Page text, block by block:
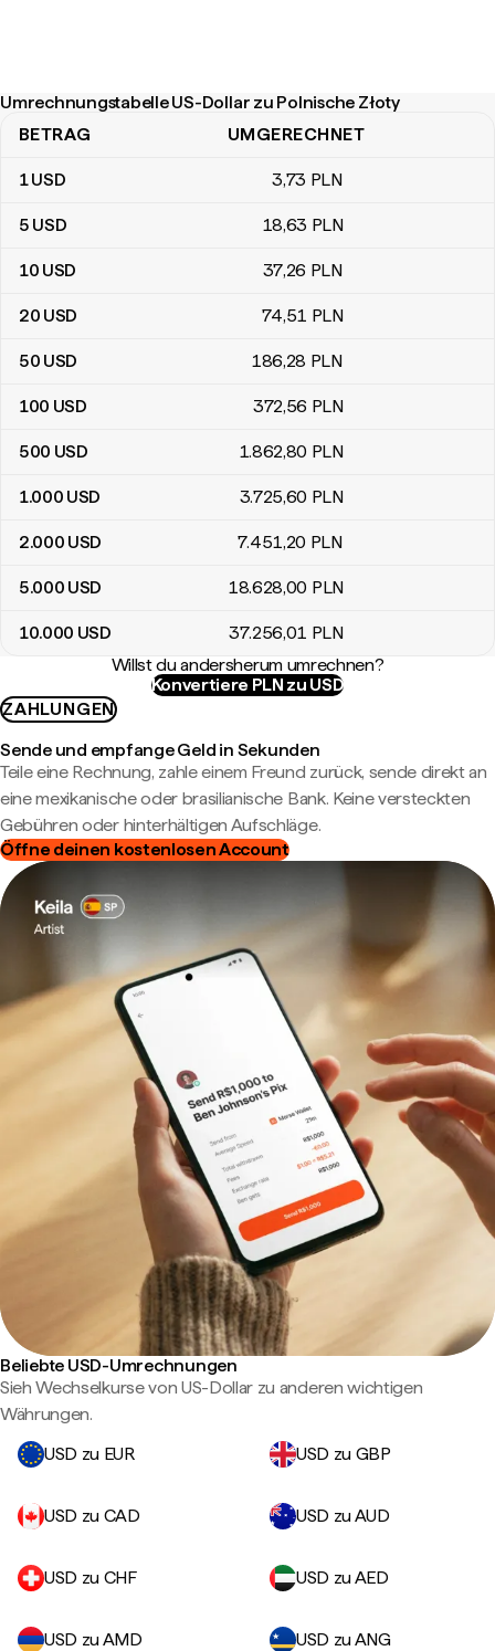
Umrechnungstabelle US-Dollar zu Polnische Złoty
Umrechnungstabelle US-Dollar zu Polnische Złoty
BETRAG UMGERECHNET
1USD 3,73 PLN
5 USD 18,63 PLN
10 USD 37,26 PLN
20 USD 74,51 PLN
50 USD 186,28 PLN
100 USD 372,56 PLN
500 USD 1.862,80 PLN
1.000 USD 3.725,60 PLN
2.000 USD 7.451,20 PLN
5.000 USD 18.628,00 PLN
10.000 USD 37.256,01 PLN
Willst du andersherum umrechnen?
Konvertiere PLN zu USD
ZAHLUNGEN
Sende und empfange Geld in Sekunden
Teile eine Rechnung, zahle einem Freund zurück, sende direkt an
eine mexikanische oder brasilianische Bank. Keine versteckten
Gebühren oder hinterhältigen Aufschläge.
Öffne deinen kostenlosen Account
Beliebte USD-Umrechnungen
Sieh Wechselkurse von US-Dollar zu anderen wichtigen
Währungen.
USD zu EUR
USD zu GBP
USD zu CAD USD zu AUD
USD zu CHF USD zu AED
USD zu AMD
USD zu ANG